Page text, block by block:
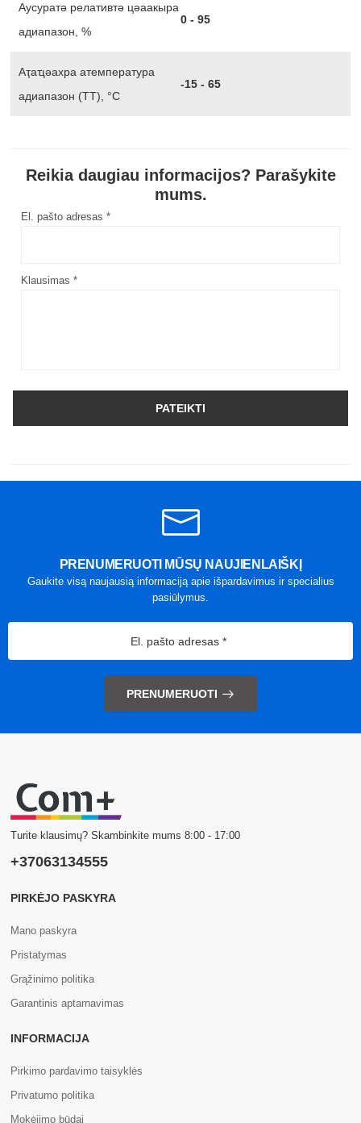
Аусуратә релативтә цәаакыра
адиапазон, %
0 - 95
Аҭаҵәахра атемпература
адиапазон (ТТ), °С
-15 - 65
Reikia daugiau informacijos? Parašykite
mums.
El. pašto adresas *
Klausimas *
PATEIKTI
PRENUMERUOTI MŪSŲ NAUJIENLAIŠKĮ
Gaukite visą naujausią informaciją apie išpardavimus ir specialius
pasiūlymus.
PRENUMERUOTI
Turite klausimų? Skambinkite mums 8:00 - 17:00
+37063134555
PIRKĖJO PASKYRA
Mano paskyra
Pristatymas
Grąžinimo politika
Garantinis aptarnavimas
INFORMACIJA
Pirkimo pardavimo taisyklės
Privatumo politika
Mokėjimo būdai